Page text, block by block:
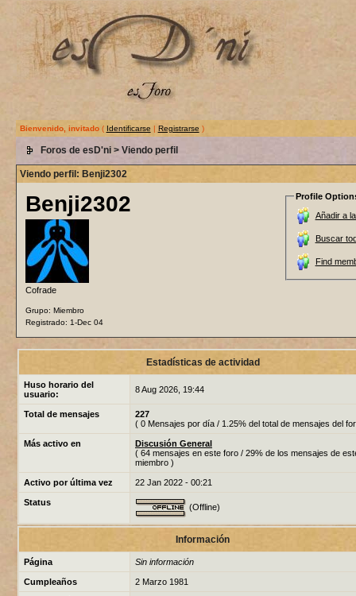
Bienvenido, invitado( Identificarse | Registrarse )
Foros de esD'ni> Viendo perfil
Viendo perfil: Benji2302
Benji2302
Cofrade
Grupo: Miembro
Registrado: 1-Dec 04
Profile
Añadir a
Buscar
Find
Estadísticas de actividad
Huso horario del
usuario:
8 Aug 2026, 19:44
Total de mensajes
227
( 0 Mensajes por día / 1.25% del total de mensajes del
Más activo en
Discusión General
( 64 mensajes en este foro / 29% de los mensajes de
miembro )
Activo por última vez 22 Jan 2022 - 00:21
Status (Offline)
Información
Página Sin información
Cumpleaños 2 Marzo 1981